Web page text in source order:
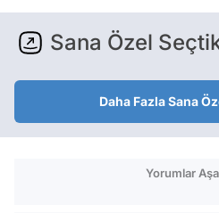
Sana Özel
Daha Fazla Sana
Yorumlar